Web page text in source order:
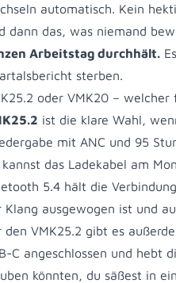
automatisch. Kein
dann das, was niemand
Arbeitstag durchhält.
sterben.
oder VMK20 – welcher
ist die klare Wahl,
mit ANC und 95
kannst das Ladekabel am
5.4 hält die
Klang ausgewogen ist und
den VMK25.2 gibt es
C angeschlossen und hebt
könnten, du säßest in